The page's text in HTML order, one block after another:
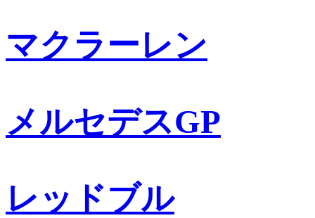
マクラーレン
メルセデスGP
レッドブル